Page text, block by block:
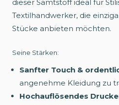
dieser Samtstoff ideal für
Textilhandwerker, die
Stücke anbieten möchten.
Seine Stärken:
Sanfter Touch &
angenehme Kleidung zu
Hochauflösendes